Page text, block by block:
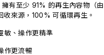
有至少 91% 的再生內容物（由
來源，100% 可循環再生。
敏、操作更精準
作更流暢